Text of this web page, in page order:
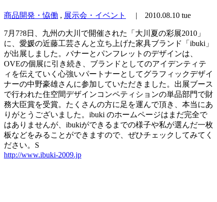
商品開発・恊働 , 展示会・イベント | 2010.08.10 tue
7月7?8日、九州の大川で開催された「大川夏の彩展2010」
に、愛媛の近藤工芸さんと立ち上げた家具ブランド「ibuki」
が出展しました。バナーとパンフレットのデザインは、
OVEの個展に引き続き、ブランドとしてのアイデンティテ
ィを伝えていく心強いパートナーとしてグラフィックデザイ
ナーの中野豪雄さんに参加していただきました。出展ブース
で行われた住空間デザインコンペティションの単品部門で財
務大臣賞を受賞。たくさんの方に足を運んで頂き、本当にあ
りがとうございました。ibuki のホームページはまだ完全で
はありませんが、ibukiができるまでの様子や私が選んだ一枚
板などをみることができますので、ぜひチェックしてみてく
ださい。S
http://www.ibuki-2009.jp